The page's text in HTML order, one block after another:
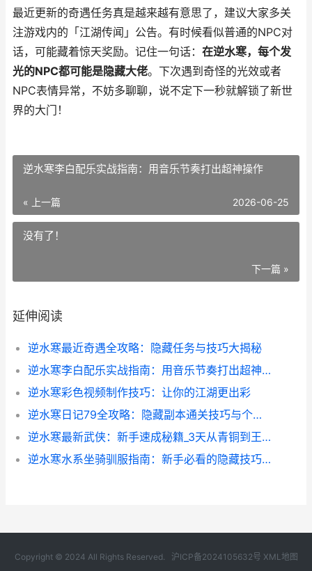
最近更新的奇遇任务真是越来越有意思了，建议大家多关
注游戏内的「江湖传闻」公告。有时候看似普通的NPC对
话，可能藏着惊天奖励。记住一句话： 在逆水寒，每个发
光的NPC都可能是隐藏大佬。下次遇到奇怪的光效或者
NPC表情异常，不妨多聊聊，说不定下一秒就解锁了新世
界的大门！
逆水寒李白配乐实战指南：用音乐节奏打出超神操作
« 上一篇 2026-06-25
没有了！
下一篇 »
延伸阅读
逆水寒最近奇遇全攻略：隐藏任务与技巧大揭秘
逆水寒李白配乐实战指南：用音乐节奏打出超神操作
逆水寒彩色视频制作技巧：让你的江湖更出彩
逆水寒日记79全攻略：隐藏副本通关技巧与个人心得分享
逆水寒最新武侠：新手速成秘籍_3天从青铜到王者
逆水寒水系坐骑驯服指南：新手必看的隐藏技巧与养成心得
Copyright © 2024 All Rights Reserved. 沪ICP备2024105632号 XML地图